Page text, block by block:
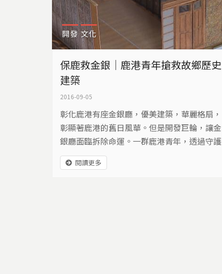
開發 文化
保鹿救金銀｜鹿港青年搶救故鄉歷史
建築
2016-09-05
彰化鹿港有座金銀廳，優美建築，華麗格扇，
彰顯著鹿港的舊日風華。但是開發巨輪，讓金
銀廳面臨拆除命運。一群鹿港青年，透過守護
行動，展開金銀廳搶救行動。他們不只要救回
珍貴的文化資產，更要喚醒居民對故鄉的愛
閱讀更多